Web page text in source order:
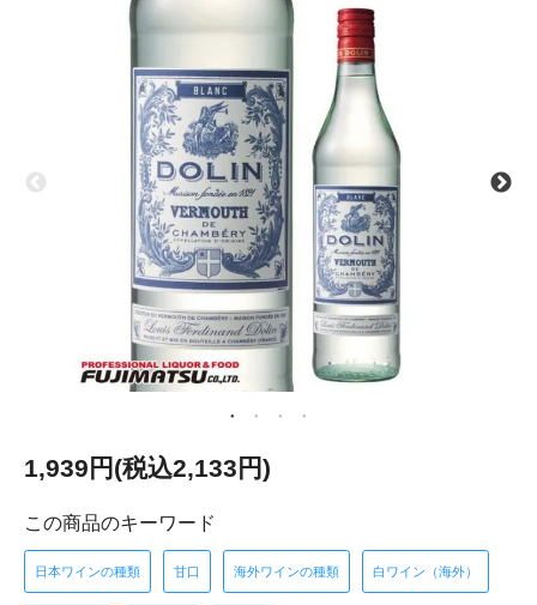
1,939円(税込2,133円)
この商品のキーワード
日本ワインの種類 甘口 海外ワインの種類 白ワイン（海外）